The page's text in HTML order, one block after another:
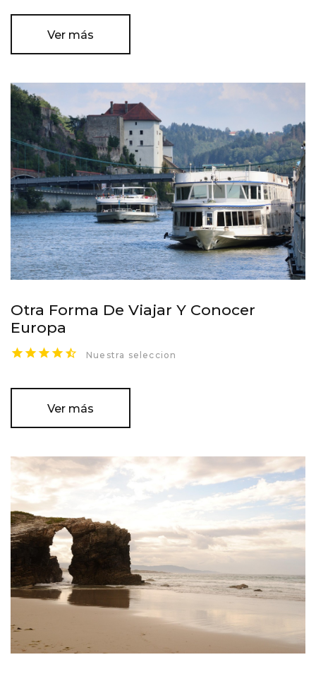
Ver más
Otra Forma De Viajar Y Conocer
Europa
Nuestra seleccion
Ver más